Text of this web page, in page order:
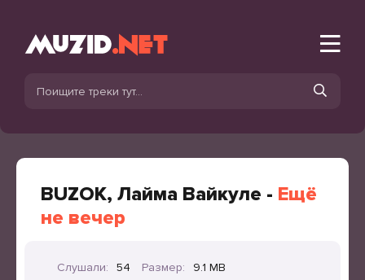
BUZOK, Лайма Вайкуле - Ещё
не вечер
Слушали: 54 Размер:
9.1 MB